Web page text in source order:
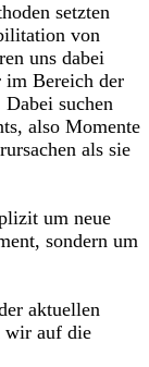
setzten
von
uns dabei
im Bereich der
suchen
also Momente
als sie
um neue
sondern um
aktuellen
wir auf die